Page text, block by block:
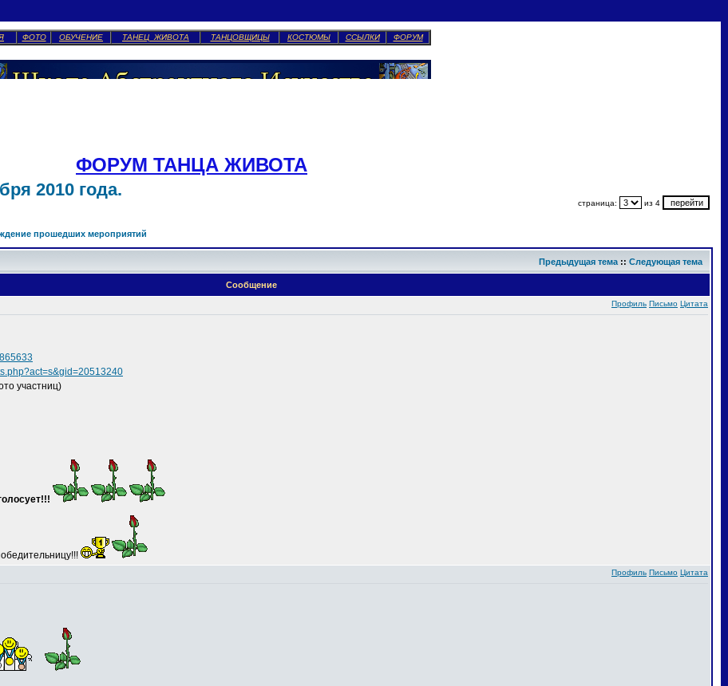
ФОТО ОБУЧЕНИЕ ТАНЕЦ ЖИВОТА ТАНЦОВЩИЦЫ КОСТЮМЫ ССЫЛКИ ФОРУМ
ФОРУМ ТАНЦА ЖИВОТА
2010 года.
страница: из 4
прошедших мероприятий
Предыдущая тема :: Следующая тема
Сообщение
Профиль Письмо Цитата
участниц)
Профиль Письмо Цитата